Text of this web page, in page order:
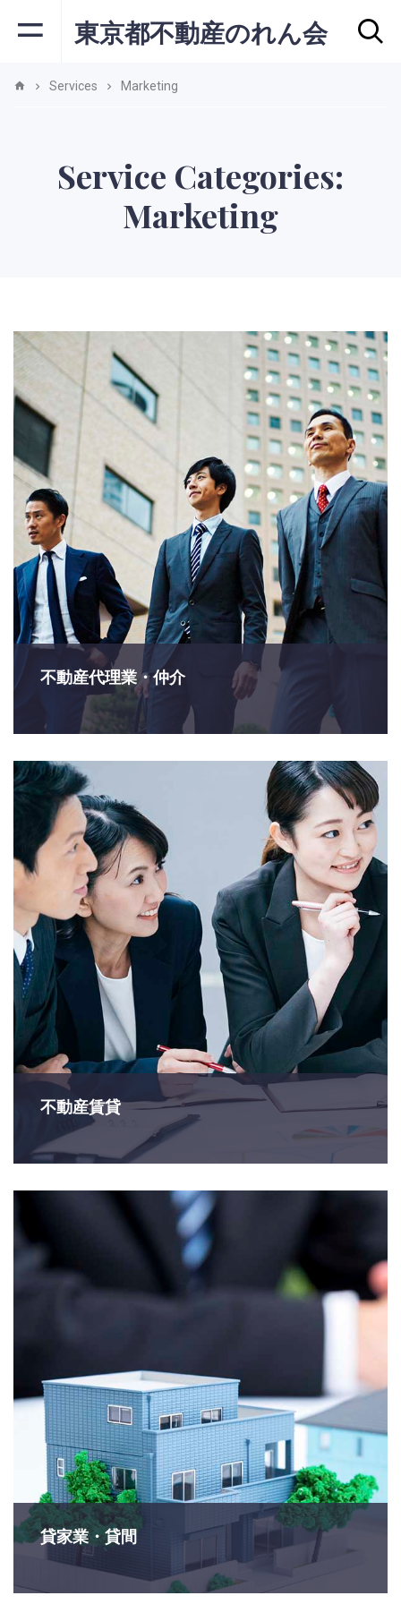
東京都不動産のれん会
Services Marketing
Service Categories:
Marketing
不動産代理業・仲介
不動産賃貸
貸家業・貸間